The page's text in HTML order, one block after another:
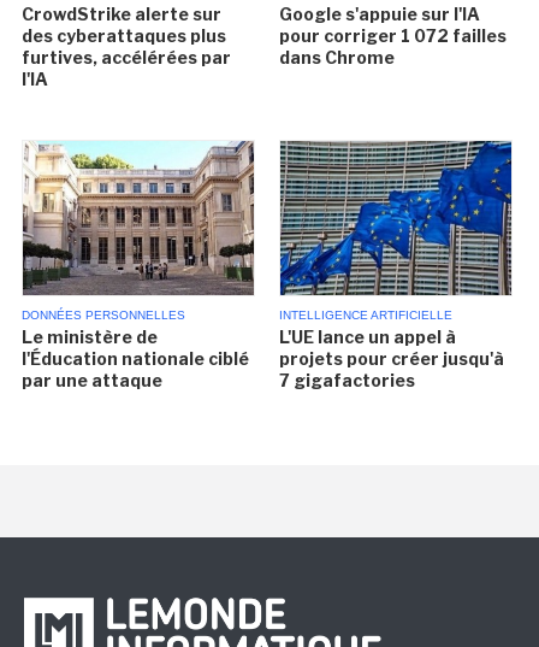
CrowdStrike alerte sur
des cyberattaques plus
furtives, accélérées par
l'IA
Google s'appuie sur l'IA
pour corriger 1 072 failles
dans Chrome
DONNÉES PERSONNELLES
Le ministère de
l'Éducation nationale ciblé
par une attaque
INTELLIGENCE ARTIFICIELLE
L'UE lance un appel à
projets pour créer jusqu'à
7 gigafactories